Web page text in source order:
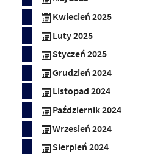
Kwiecień 2025
Luty 2025
Styczeń 2025
Grudzień 2024
Listopad 2024
Październik 2024
Wrzesień 2024
Sierpień 2024